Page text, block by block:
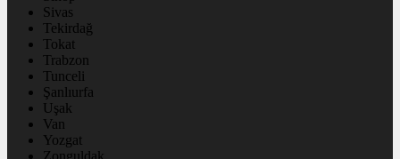
Sivas
Tekirdağ
Tokat
Trabzon
Tunceli
Şanlıurfa
Uşak
Van
Yozgat
Zonguldak